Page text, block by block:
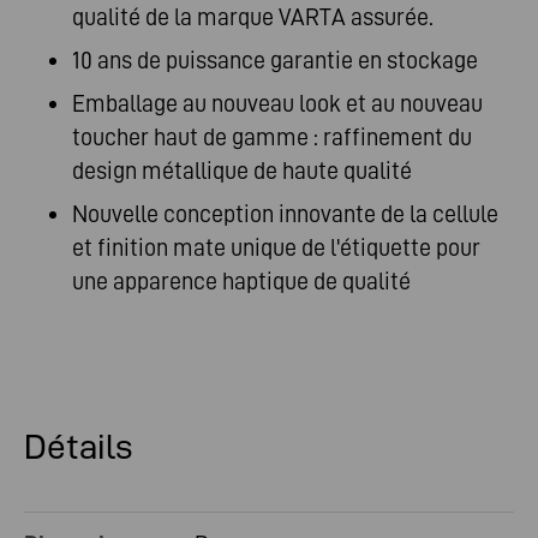
qualité de la marque VARTA assurée.
10 ans de puissance garantie en stockage
Emballage au nouveau look et au nouveau
toucher haut de gamme : raffinement du
design métallique de haute qualité
Nouvelle conception innovante de la cellule
et finition mate unique de l'étiquette pour
une apparence haptique de qualité
Détails